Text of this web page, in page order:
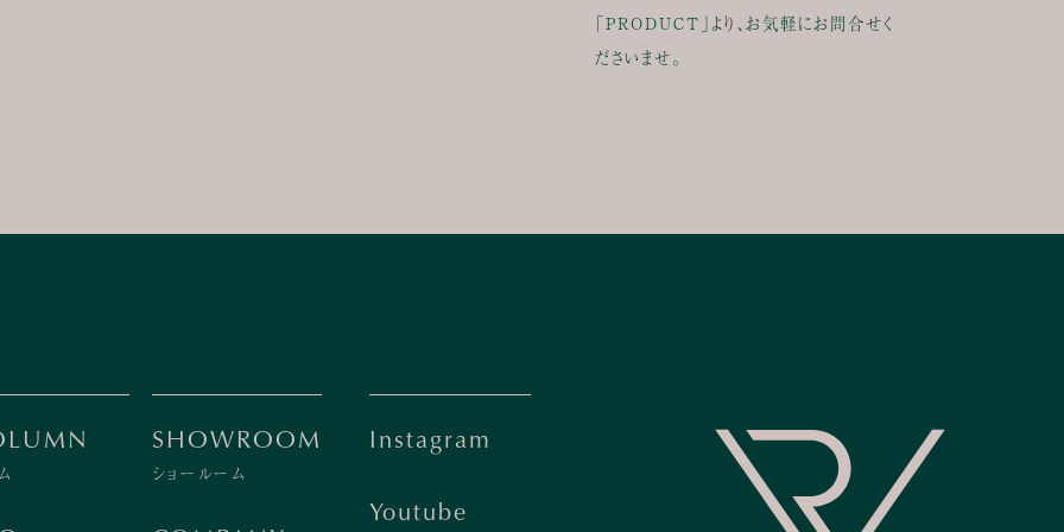
「PRODUCT」より、お気軽にお問合せく
ださいませ。
SHOWROOM
ショールーム
Instagram
Youtube